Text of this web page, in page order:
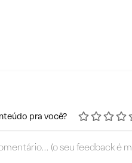
pra você?